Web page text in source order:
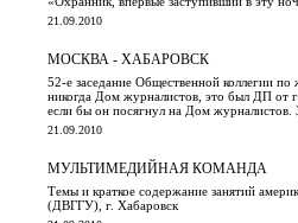
21.09.2010
МОСКВА - ХАБАРОВСК
52-е заседание Общественной коллегии
никогда Дом журналистов, это был ДП от
если бы он посягнул на Дом журналистов.
21.09.2010
МУЛЬТИМЕДИЙНАЯ КОМАНДА
Темы и краткое содержание занятий
(ДВГГУ), г. Хабаровск